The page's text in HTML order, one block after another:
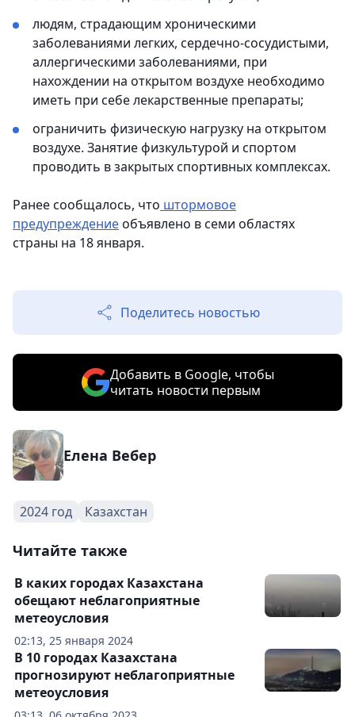
людям, страдающим хроническими
заболеваниями легких, сердечно-сосудистыми,
аллергическими заболеваниями, при
нахождении на открытом воздухе необходимо
иметь при себе лекарственные препараты;
ограничить физическую нагрузку на открытом
воздухе. Занятие физкультурой и спортом
проводить в закрытых спортивных комплексах.
Ранее сообщалось, что штормовое
предупреждениеобъявлено в семи областях
страны на 18 января.
Поделитесь новостью
Добавить в Google, чтобы
читать новости первым
Елена Вебер
2024 год Казахстан
Читайте также
02:13, 25 января 2024
В каких городах Казахстана
обещают неблагоприятные
метеоусловия
В 10 городах Казахстана
прогнозируют неблагоприятные
метеоусловия